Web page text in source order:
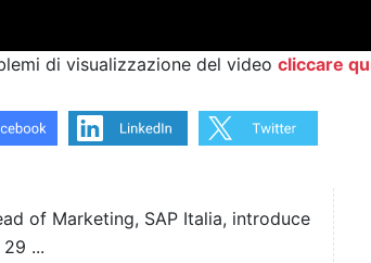
di visualizzazione del video cliccare
of Marketing, SAP Italia, introduce
...